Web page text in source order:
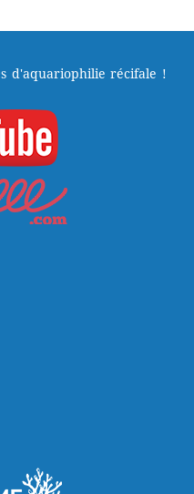
d'aquariophilie récifale !